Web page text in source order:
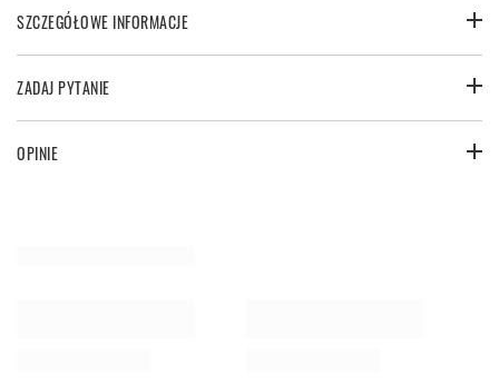
SZCZEGÓŁOWE INFORMACJE
ZADAJ PYTANIE
OPINIE